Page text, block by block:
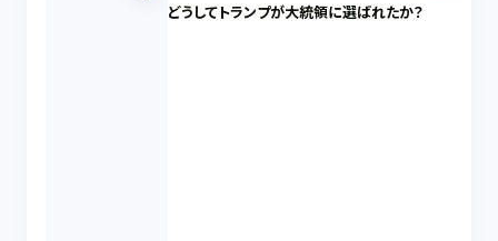
どうしてトランプが大統領に選ばれたか？